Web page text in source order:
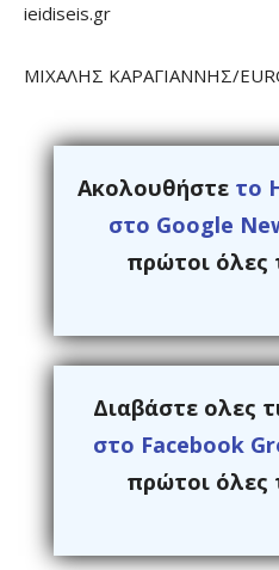
ieidiseis.gr
ΜΙΧΑΛΗΣ ΚΑΡΑΓΙΑΝΝΗΣ/
Ακολουθήστε το
στο Google
πρώτοι όλες
Διαβάστε ολες
στο Facebook
πρώτοι όλες